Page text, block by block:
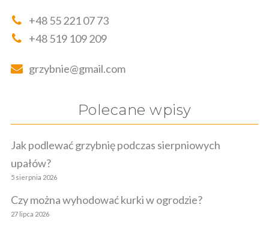
+48 55 221 07 73
+48 519 109 209
grzybnie@gmail.com
Polecane wpisy
Jak podlewać grzybnię podczas sierpniowych
upałów?
5 sierpnia 2026
Czy można wyhodować kurki w ogrodzie?
27 lipca 2026